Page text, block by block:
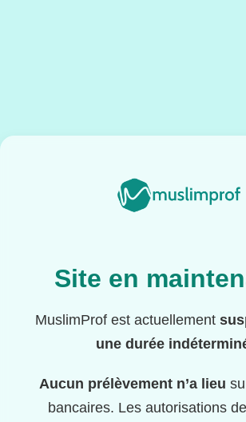
Site en
MuslimProf est actuellement
une durée
Aucun prélèvement n’a lieu
bancaires. Les autorisations